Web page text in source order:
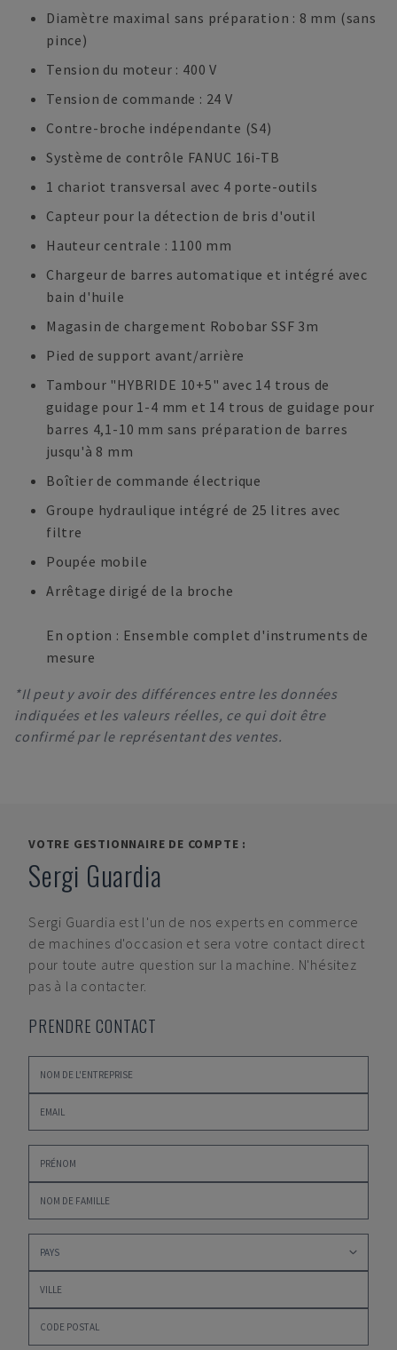
Diamètre maximal sans préparation : 8 mm (sans
pince)
Tension du moteur : 400 V
Tension de commande : 24 V
Contre-broche indépendante (S4)
Système de contrôle FANUC 16i-TB
1 chariot transversal avec 4 porte-outils
Capteur pour la détection de bris d'outil
Hauteur centrale : 1100 mm
Chargeur de barres automatique et intégré avec
bain d'huile
Magasin de chargement Robobar SSF 3m
Pied de support avant/arrière
Tambour "HYBRIDE 10+5" avec 14 trous de
guidage pour 1-4 mm et 14 trous de guidage pour
barres 4,1-10 mm sans préparation de barres
jusqu'à 8 mm
Boîtier de commande électrique
Groupe hydraulique intégré de 25 litres avec
filtre
Poupée mobile
Arrêtage dirigé de la broche
En option : Ensemble complet d'instruments de
mesure
*Il peut y avoir des différences entre les données
indiquées et les valeurs réelles, ce qui doit être
confirmé par le représentant des ventes.
VOTRE GESTIONNAIRE DE COMPTE :
Sergi Guardia
Sergi Guardia est l'un de nos experts en commerce
de machines d'occasion et sera votre contact direct
pour toute autre question sur la machine. N'hésitez
pas à la contacter.
PRENDRE CONTACT